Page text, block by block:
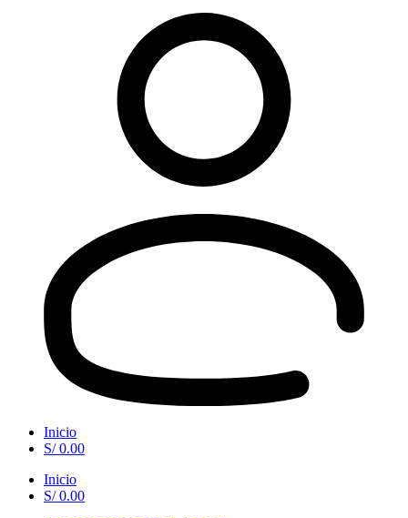
Inicio
S/0.00
Inicio
S/0.00